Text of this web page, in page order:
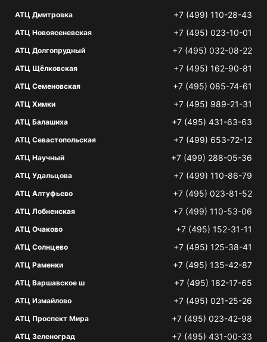
АТЦ Дмитровка +7 (499) 110-28-43
АТЦ Новоясеневская +7 (495) 023-10-01
АТЦ Долгопрудный +7 (495) 032-08-22
АТЦ Щёлковская +7 (495) 162-90-81
АТЦ Семеновская +7 (495) 085-74-61
АТЦ Химки +7 (495) 989-21-31
АТЦ Балашиха +7 (495) 431-63-63
АТЦ Севастопольская +7 (499) 653-72-12
АТЦ Научный +7 (499) 288-05-36
АТЦ Удальцова +7 (499) 110-86-79
АТЦ Алтуфьево +7 (495) 023-81-52
АТЦ Лобненская +7 (499) 110-53-06
АТЦ Очаково +7 (495) 152-31-11
АТЦ Солнцево +7 (495) 125-38-41
АТЦ Раменки +7 (495) 135-42-87
АТЦ Варшавское ш +7 (495) 182-17-65
АТЦ Измайлово +7 (495) 021-25-26
АТЦ Проспект Мира +7 (495) 023-42-98
АТЦ Зеленоград +7 (495) 431-00-33